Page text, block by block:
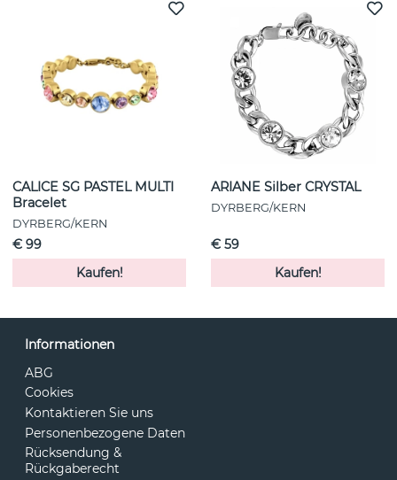
CALICE SG PASTEL MULTI
Bracelet
DYRBERG/KERN
€ 99
Kaufen!
ARIANE Silber CRYSTAL
DYRBERG/KERN
€ 59
Kaufen!
Informationen
ABG
Cookies
Kontaktieren Sie uns
Personenbezogene Daten
Rücksendung &
Rückgaberecht